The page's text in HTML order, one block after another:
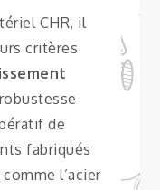
CHR, il
critères
de
fabriqués
l’acier